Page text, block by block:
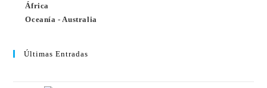
África
Oceanía - Australia
Últimas Entradas